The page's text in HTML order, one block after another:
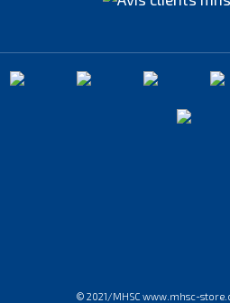
© 2021/MHSC www.mhsc-